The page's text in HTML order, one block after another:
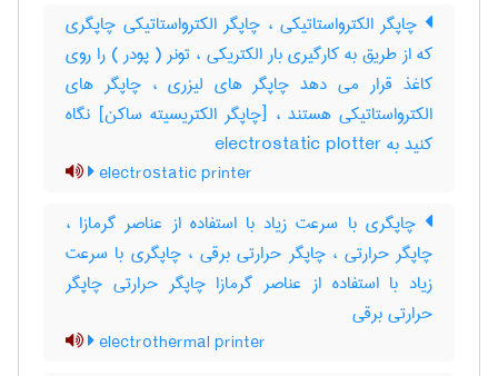
چاپگر الکترواستاتیکی ، چاپگر الکترواستاتیکی چاپگری
که از طریق به کارگیری بار الکتریکی ، تونر ( پودر ) را روی
کاغذ قرار می دهد چاپگر های لیزری ، چاپگر های
الکترواستاتیکی هستند ، [چاپگر الکتریسیته ساکن] نگاه
کنید به ‎ electrostatic plotter
electrostatic printer
چاپگری با سرعت زیاد با استفاده از عناصر گرمازا ،
چاپگر حرارتی ، چاپگر حرارتی برقی ، چاپگری با سرعت
زیاد با استفاده از عناصر گرمازا چاپگر حرارتی چاپگر
حرارتی برقی
electrothermal printer